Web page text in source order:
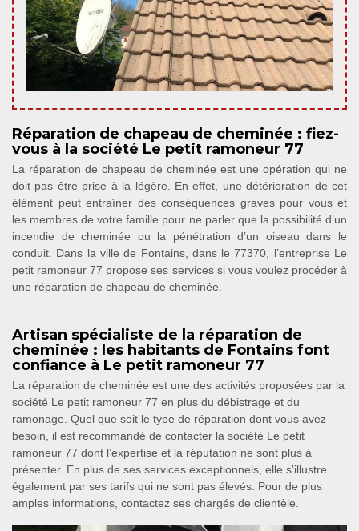
Réparation de chapeau de cheminée : fiez-
vous à la société Le petit ramoneur 77
La réparation de chapeau de cheminée est une opération qui ne
doit pas être prise à la légère. En effet, une détérioration de cet
élément peut entraîner des conséquences graves pour vous et
les membres de votre famille pour ne parler que la possibilité d’un
incendie de cheminée ou la pénétration d’un oiseau dans le
conduit. Dans la ville de Fontains, dans le 77370, l’entreprise Le
petit ramoneur 77 propose ses services si vous voulez procéder à
une réparation de chapeau de cheminée.
Artisan spécialiste de la réparation de
cheminée : les habitants de Fontains font
confiance à Le petit ramoneur 77
La réparation de cheminée est une des activités proposées par la
société Le petit ramoneur 77 en plus du débistrage et du
ramonage. Quel que soit le type de réparation dont vous avez
besoin, il est recommandé de contacter la société Le petit
ramoneur 77 dont l’expertise et la réputation ne sont plus à
présenter. En plus de ses services exceptionnels, elle s’illustre
également par ses tarifs qui ne sont pas élevés. Pour de plus
amples informations, contactez ses chargés de clientèle.